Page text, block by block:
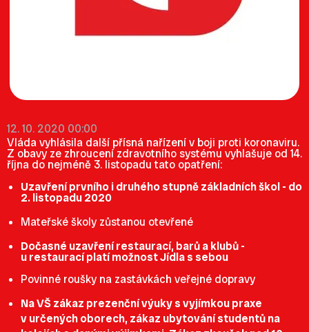
12. 10. 2020 00:00
Vláda vyhlásila další přísná nařízení v boji proti koronaviru.
Z obavy ze zhroucení zdravotního systému vyhlašuje od 14.
října do nejméně 3. listopadu tato opatření:
Uzavření prvního i druhého stupně základních škol - do
2. listopadu 2020
Mateřské školy zůstanou otevřené
Dočasné uzavření restaurací, barů a klubů -
u restaurací platí možnost Jídla s sebou
Povinné roušky na zastávkách veřejné dopravy
Na VŠ zákaz prezenční výuky s vyjímkou praxe
v určených oborech, zákaz ubytování studentů na